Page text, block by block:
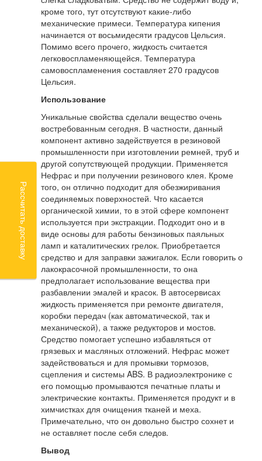
кроме того, тут отсутствуют какие-либо
механические примеси. Температура кипения
начинается от восьмидесяти градусов Цельсия.
Помимо всего прочего, жидкость считается
легковоспламеняющейся. Температура
самовоспламенения составляет 270 градусов
Цельсия.
Использование
Уникальные свойства сделали вещество очень
востребованным сегодня. В частности, данный
компонент активно задействуется в резиновой
промышленности при изготовлении ремней, труб и
другой сопутствующей продукции. Применяется
Нефрас и при получении резинового клея. Кроме
того, он отлично подходит для обезжиривания
соединяемых поверхностей. Что касается
органической химии, то в этой сфере компонент
используется при экстракции. Подходит оно и в
виде основы для работы бензиновых паяльных
ламп и каталитических грелок. Приобретается
средство и для заправки зажигалок. Если говорить о
лакокрасочной промышленности, то она
предполагает использование вещества при
разбавлении эмалей и красок. В автосервисах
жидкость применяется при ремонте двигателя,
коробки передач (как автоматической, так и
механической), а также редукторов и мостов.
Средство помогает успешно избавляться от
грязевых и масляных отложений. Нефрас может
задействоваться и для промывки тормозов,
сцепления и системы ABS. В радиоэлектронике с
его помощью промываются печатные платы и
электрические контакты. Применяется продукт и в
химчистках для очищения тканей и меха.
Примечательно, что он довольно быстро сохнет и
не оставляет после себя следов.
Вывод
Рассчитать доставку